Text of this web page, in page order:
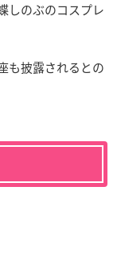
しのぶのコスプレ
も披露されるとの